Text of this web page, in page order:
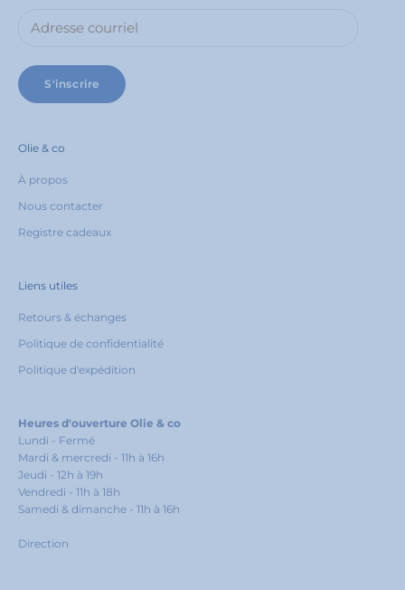
S'inscrire
Olie & co
À propos
Nous contacter
Registre cadeaux
Liens utiles
Retours & échanges
Politique de confidentialité
Politique d'expédition
Heures d'ouverture Olie & co
Lundi - Fermé
Mardi & mercredi - 11h à 16h
Jeudi - 12h à 19h
Vendredi - 11h à 18h
Samedi & dimanche - 11h à 16h
Direction